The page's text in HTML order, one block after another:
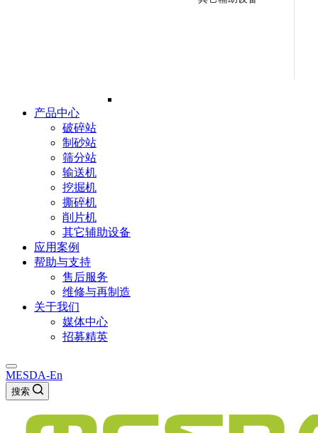
产品中心
破碎站
制砂站
筛分站
输送机
挖掘机
撕碎机
削片机
其它辅助设备
应用案例
帮助与支持
售后服务
维修与再制造
关于我们
媒体中心
招募精英
MESDA-En
搜索